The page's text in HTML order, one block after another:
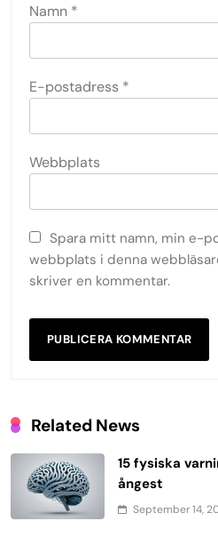
Namn *
E-postadress *
Webbplats
Spara mitt namn, min e-
webbplats i denna
skriver en kommentar.
Related News
15 fysiska
ångest
September 14,